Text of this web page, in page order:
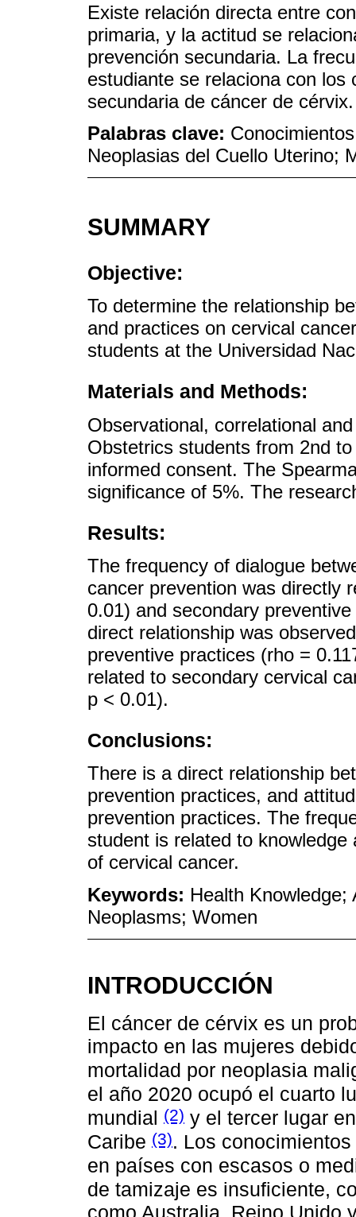
Existe relación directa entre
primaria, y la actitud se
prevención secundaria. La
estudiante se relaciona con
secundaria de cáncer de cérvix.
Palabras clave:
Neoplasias del Cuello Uterino;
SUMMARY
Objective:
To determine the relationship
and practices on cervical
students at the Universidad
Materials and Methods:
Observational, correlational
Obstetrics students from 2nd
informed consent. The
significance of 5%. The
Results:
The frequency of dialogue
cancer prevention was directly
0.01) and secondary
direct relationship was
preventive practices (rho =
related to secondary cervical
p < 0.01).
Conclusions:
There is a direct relationship
prevention practices, and
prevention practices. The
student is related to
of cervical cancer.
Keywords: Health
Neoplasms; Women
INTRODUCCIÓN
El cáncer de cérvix es un
impacto en las mujeres
mortalidad por neoplasia
el año 2020 ocupó el cuarto
mundial (2) y el tercer lugar
Caribe (3). Los
en países con escasos o
de tamizaje es insuficiente,
como Australia, Reino Unido